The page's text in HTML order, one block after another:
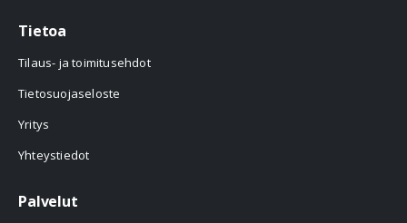
Tietoa
Tilaus- ja toimitusehdot
Tietosuojaseloste
Yritys
Yhteystiedot
Palvelut